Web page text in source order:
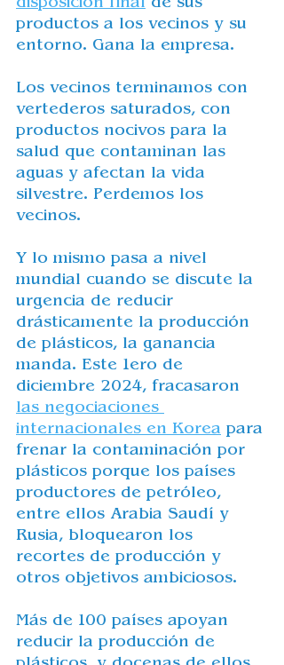
productos a los vecinos y su
entorno. Gana la empresa.
Los vecinos terminamos con
vertederos saturados, con
productos nocivos para la
salud que contaminan las
aguas y afectan la vida
silvestre. Perdemos los
vecinos.
Y lo mismo pasa a nivel
mundial cuando se discute la
urgencia de reducir
drásticamente la producción
de plásticos, la ganancia
manda. Este 1ero de
diciembre 2024, fracasaron
las negociaciones
internacionales en Korea para
frenar la contaminación por
plásticos porque los países
productores de petróleo,
entre ellos Arabia Saudí y
Rusia, bloquearon los
recortes de producción y
otros objetivos ambiciosos.
Más de 100 países apoyan
reducir la producción de